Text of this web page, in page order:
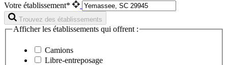
Votre établissement*
Trouvez des établissements
Afficher les établissements qui offrent :
Camions
Libre-entreposage